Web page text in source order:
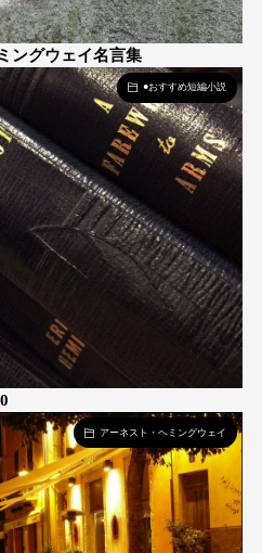
ングウェイ名言集
●おすすめ短編小説
アーネスト・ヘミングウェイ